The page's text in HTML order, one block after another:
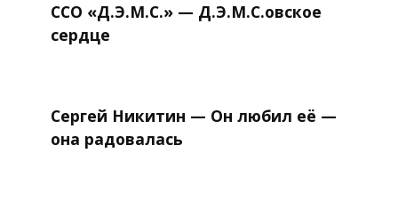
ССО «Д.Э.М.С.» — Д.Э.М.С.овское
сердце
Сергей Никитин — Он любил её —
она радовалась